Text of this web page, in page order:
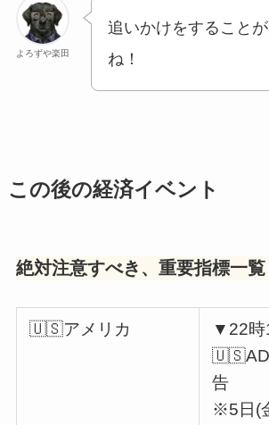
よろずや楽田
追いかけをすること
ね！
この後の経済イベント
絶対注意すべき、重要指標一覧
🇺🇸アメリカ
▼22時
告
※5日(